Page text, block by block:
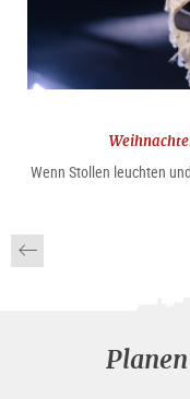
Wenn Stollen leuchten